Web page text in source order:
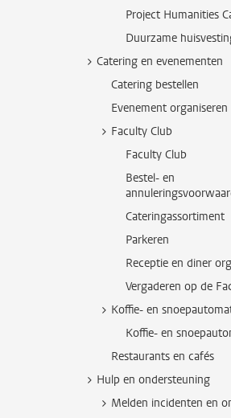
Project Humanities
Duurzame
Catering en evenementen
Catering bestellen
Evenement organiseren
Faculty Club
Faculty Club
Bestel- en
Cateringassortiment
Parkeren
Receptie en diner
Vergaderen op de
Koffie- en
Koffie- en
Restaurants en cafés
Hulp en ondersteuning
Melden incidenten en